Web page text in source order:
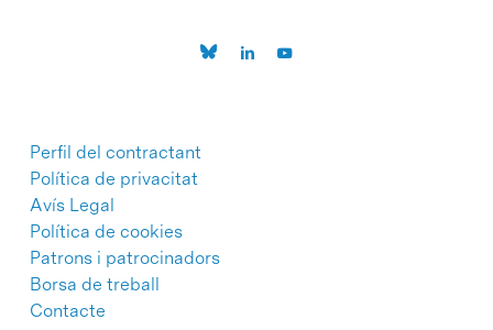
Perfil del contractant
Política de privacitat
Avís Legal
Política de cookies
Patrons i patrocinadors
Borsa de treball
Contacte